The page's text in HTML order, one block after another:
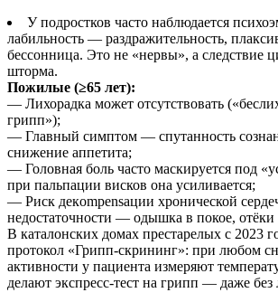
У подростков часто наблюдается
лабильность — раздражительность,
бессонница. Это не «нервы», а следствие
шторма.
Пожилые (≥65 лет):
— Лихорадка может отсутствовать
грипп»);
— Главный симптом — спутанность
снижение аппетита;
— Головная боль часто маскируется под
при пальпации висков она усиливается;
— Риск декompensации хронической
недостаточности — одышка в покое, отёки
В каталонских домах престарелых с 2023
протокол «Грипп-скрининг»: при любом
активности у пациента измеряют
делают экспресс-тест на грипп — даже без